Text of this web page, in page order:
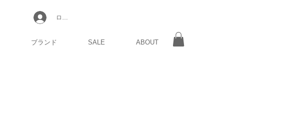
ブランド SALE ABOUT
ログイン